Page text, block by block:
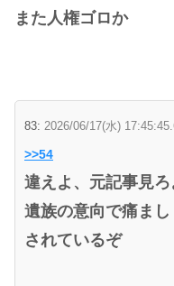
また人権ゴロか
83: 2026/06/17(水)
>>54
違えよ、元記事見ろ
遺族の意向で痛ま
されているぞ